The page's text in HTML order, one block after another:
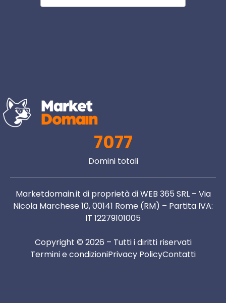
7077
Domini totali
Marketdomain.it di proprietà di WEB 365 SRL – Via
Nicola Marchese 10, 00141 Rome (RM) – Partita IVA:
IT 12279101005
Copyright © 2026 – Tutti i diritti riservati
Termini e condizioniPrivacy PolicyContatti